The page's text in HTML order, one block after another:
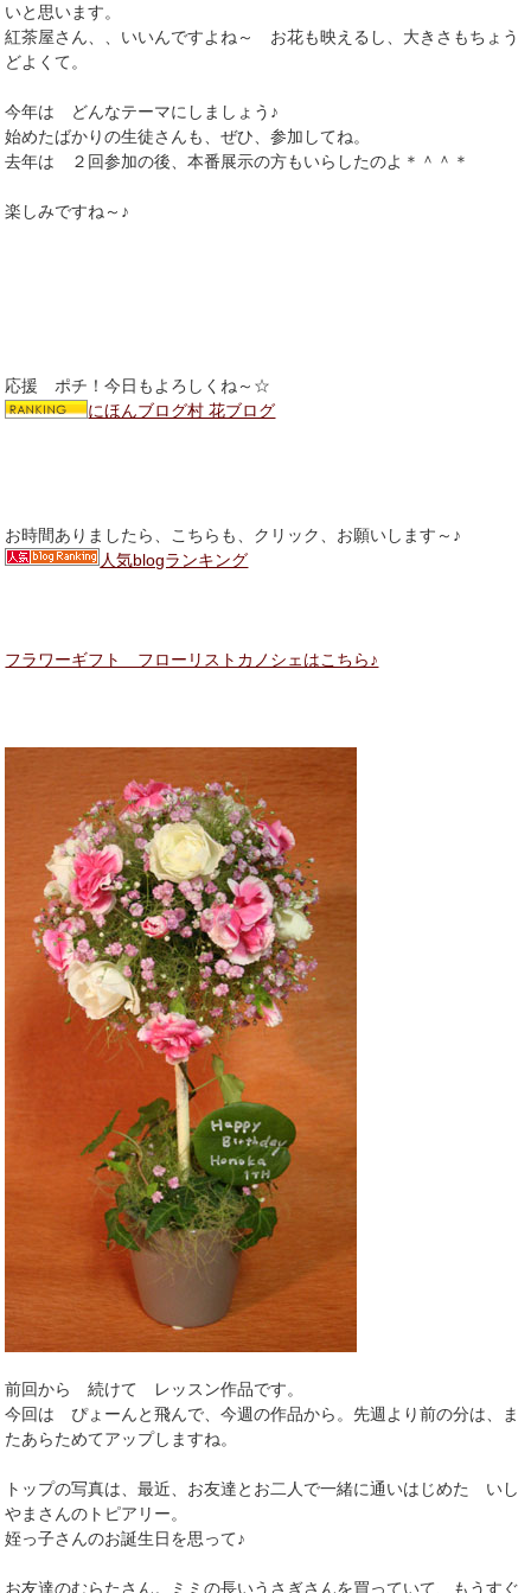
いと思います。
紅茶屋さん、、いいんですよね～ お花も映えるし、大きさもちょう
どよくて。
今年は どんなテーマにしましょう♪
始めたばかりの生徒さんも、ぜひ、参加してね。
去年は ２回参加の後、本番展示の方もいらしたのよ＊＾＾＊
楽しみですね～♪
応援 ポチ！今日もよろしくね～☆
にほんブログ村 花ブログ
お時間ありましたら、こちらも、クリック、お願いします～♪
人気blogランキング
フラワーギフト フローリストカノシェはこちら♪
前回から 続けて レッスン作品です。
今回は ぴょーんと飛んで、今週の作品から。先週より前の分は、ま
たあらためてアップしますね。
トップの写真は、最近、お友達とお二人で一緒に通いはじめた いし
やまさんのトピアリー。
姪っ子さんのお誕生日を思って♪
お友達のむらたさん。ミミの長いうさぎさんを買っていて、もうすぐ